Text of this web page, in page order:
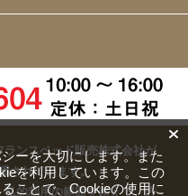
ンスベッド販売株式会社が
されています。
的利用の範囲を超えて、許
ーを大切にします。また
を利用しています。この
ことで、Cookieの使用に